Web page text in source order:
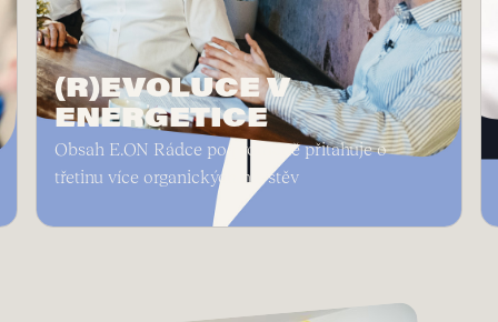
POD MIKROSKOPEM
Najít 50 elektromechaniků pro AŽD pomohl
autentický obsah a silná kampaň